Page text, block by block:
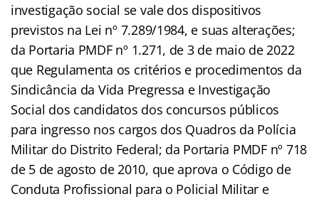
investigação social se vale dos dispositivos
previstos na Lei nº 7.289/1984, e suas alterações;
da Portaria PMDF nº 1.271, de 3 de maio de 2022
que Regulamenta os critérios e procedimentos da
Sindicância da Vida Pregressa e Investigação
Social dos candidatos dos concursos públicos
para ingresso nos cargos dos Quadros da Polícia
Militar do Distrito Federal; da Portaria PMDF nº 718
de 5 de agosto de 2010, que aprova o Código de
Conduta Profissional para o Policial Militar e